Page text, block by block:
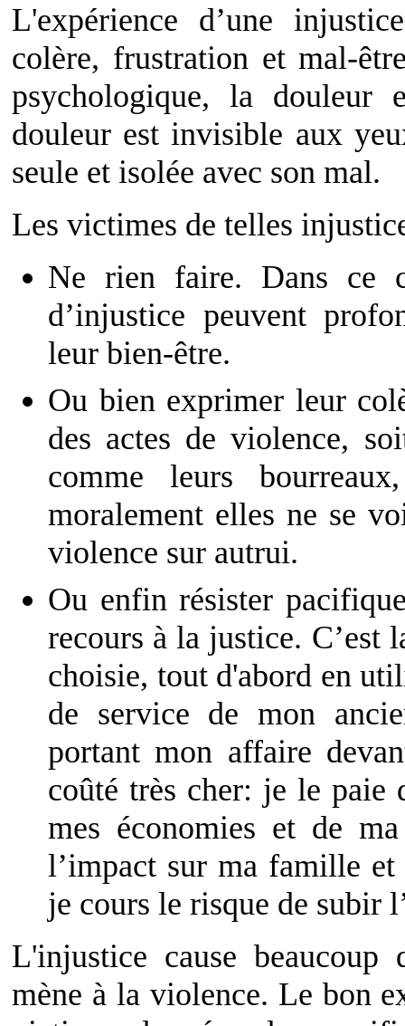
L'expérience d’une
colère, frustration et mal-
psychologique, la douleur
douleur est invisible aux
seule et isolée avec son mal.
Les victimes de telles
Ne rien faire. Dans ce
d’injustice peuvent
leur bien-être.
Ou bien exprimer leur
des actes de violence,
comme leurs
moralement elles ne se
violence sur autrui.
Ou enfin résister
recours à la justice. C’est
choisie, tout d'abord en
de service de mon
portant mon affaire
coûté très cher: je le paie
mes économies et de
l’impact sur ma famille
je cours le risque de subir
L'injustice cause
mène à la violence. Le bon